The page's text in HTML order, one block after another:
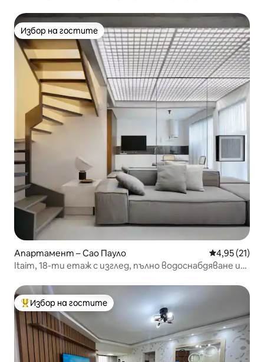
Избор на гостите
Избор на гостите
Апартамент – Сао Пауло Средна
4,95 (21)
Itaim, 18-ти етаж с изглед, пълно водоснабдяване и
Най-популярен избор на гостите
Избор на гостите